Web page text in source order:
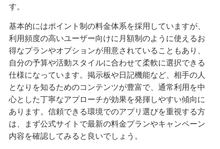
す。
基本的にはポイント制の料金体系を採用していますが、
利用頻度の高いユーザー向けに月額制のように使えるお
得なプランやオプションが用意されていることもあり、
自分の予算や活動スタイルに合わせて柔軟に選択できる
仕様になっています。掲示板や日記機能など、相手の人
となりを知るためのコンテンツが豊富で、通常利用を中
心とした丁寧なアプローチが効果を発揮しやすい傾向に
あります。信頼できる環境でのアプリ選びを重視する方
は、まず公式サイトで最新の料金プランやキャンペーン
内容を確認してみると良いでしょう。